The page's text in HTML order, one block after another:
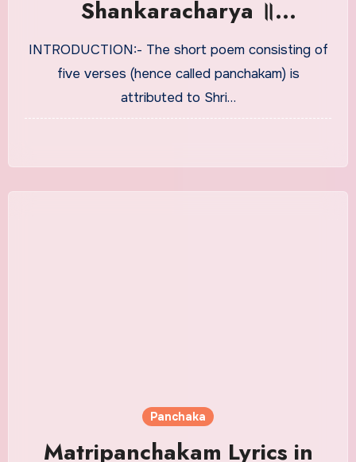
Shankaracharya ॥
માતૃપઞ્ચકમ્ ॥ Gujarati
INTRODUCTION:- The short poem consisting of
five verses (hence called panchakam) is
attributed to Shri…
Panchaka
Matripanchakam Lyrics in